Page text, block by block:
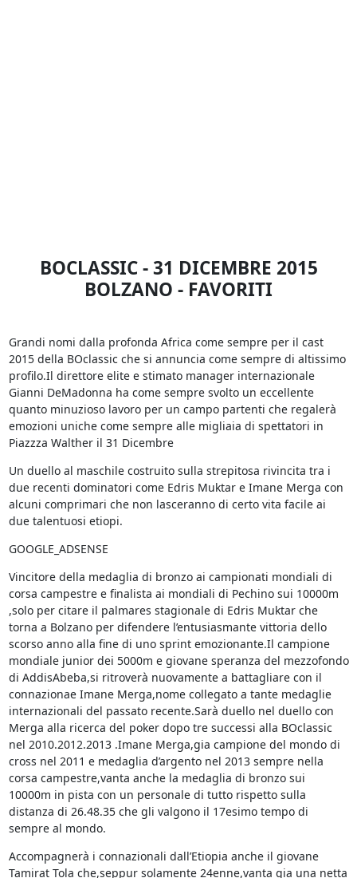
BOCLASSIC - 31 DICEMBRE 2015
BOLZANO - FAVORITI
Grandi nomi dalla profonda Africa come sempre per il cast
2015 della BOclassic che si annuncia come sempre di altissimo
profilo.Il direttore elite e stimato manager internazionale
Gianni DeMadonna ha come sempre svolto un eccellente
quanto minuzioso lavoro per un campo partenti che regalerà
emozioni uniche come sempre alle migliaia di spettatori in
Piazzza Walther il 31 Dicembre
Un duello al maschile costruito sulla strepitosa rivincita tra i
due recenti dominatori come Edris Muktar e Imane Merga con
alcuni comprimari che non lasceranno di certo vita facile ai
due talentuosi etiopi.
GOOGLE_ADSENSE
Vincitore della medaglia di bronzo ai campionati mondiali di
corsa campestre e finalista ai mondiali di Pechino sui 10000m
,solo per citare il palmares stagionale di Edris Muktar che
torna a Bolzano per difendere l’entusiasmante vittoria dello
scorso anno alla fine di uno sprint emozionante.Il campione
mondiale junior dei 5000m e giovane speranza del mezzofondo
di AddisAbeba,si ritroverà nuovamente a battagliare con il
connazionae Imane Merga,nome collegato a tante medaglie
internazionali del passato recente.Sarà duello nel duello con
Merga alla ricerca del poker dopo tre successi alla BOclassic
nel 2010.2012.2013 .Imane Merga,gia campione del mondo di
cross nel 2011 e medaglia d’argento nel 2013 sempre nella
corsa campestre,vanta anche la medaglia di bronzo sui
10000m in pista con un personale di tutto rispetto sulla
distanza di 26.48.35 che gli valgono il 17esimo tempo di
sempre al mondo.
Accompagnerà i connazionali dall’Etiopia anche il giovane
Tamirat Tola che,seppur solamente 24enne,vanta gia una netta